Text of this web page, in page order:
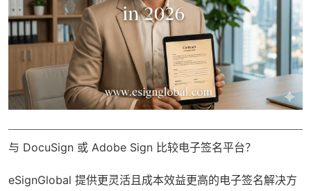
与 DocuSign 或 Adobe Sign 比较电子签名平台？
eSignGlobal 提供更灵活且成本效益更高的电子签名解决方